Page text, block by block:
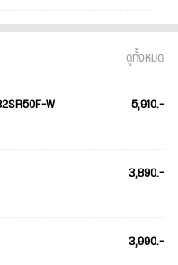
ดูทั้งหมด
W 5,910.-
3,890.-
3,990.-